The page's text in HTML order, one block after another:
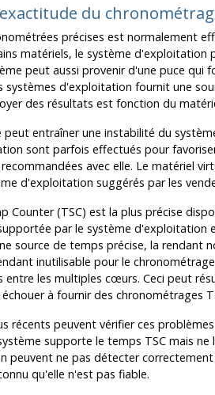
du
précises est normalement
matériels, le système
peut aussi provenir d'une puce
systèmes d'exploitation fournit une
des résultats est fonction du
entraîner une instabilité du
sont parfois effectués pour
avec elle. Le matériel
d'exploitation suggérés par les
Counter (TSC) est la plus précise
par le système d'exploitation
source de temps précise, la rendant
inutilisable pour le
les multiples cœurs. Ceci peut
à fournir des chronométrages
récents peuvent vérifier ces
supporte le temps TSC mais
peuvent ne pas détecter
qu'elle n'est pas fiable.